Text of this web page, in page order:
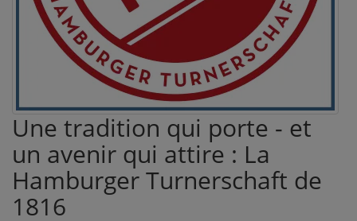
Une tradition qui porte - et
un avenir qui attire : La
Hamburger Turnerschaft de
1816